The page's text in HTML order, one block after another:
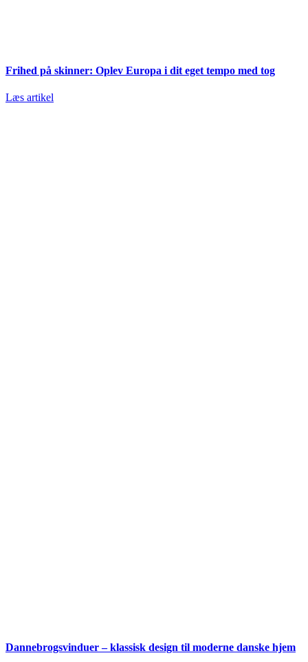
Frihed på skinner: Oplev Europa i dit eget tempo med tog
Læs artikel
Dannebrogsvinduer – klassisk design til moderne danske hjem